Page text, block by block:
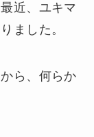
近、ユキマ
ました。
ら、何らか